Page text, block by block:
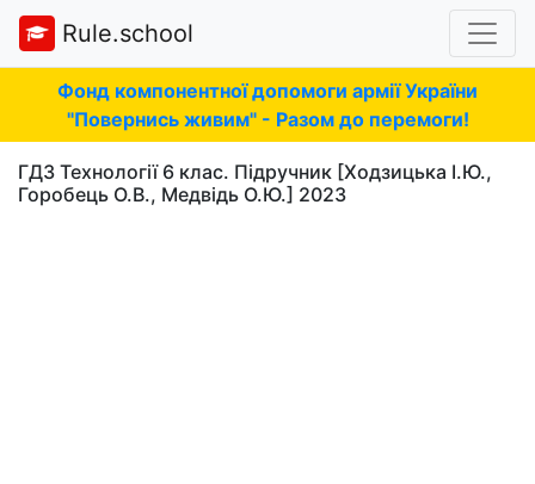
Rule.school
Фонд компонентної допомоги армії України
"Повернись живим" - Разом до перемоги!
ГДЗ Технології 6 клас. Підручник [Ходзицька І.Ю.,
Горобець О.В., Медвідь О.Ю.] 2023